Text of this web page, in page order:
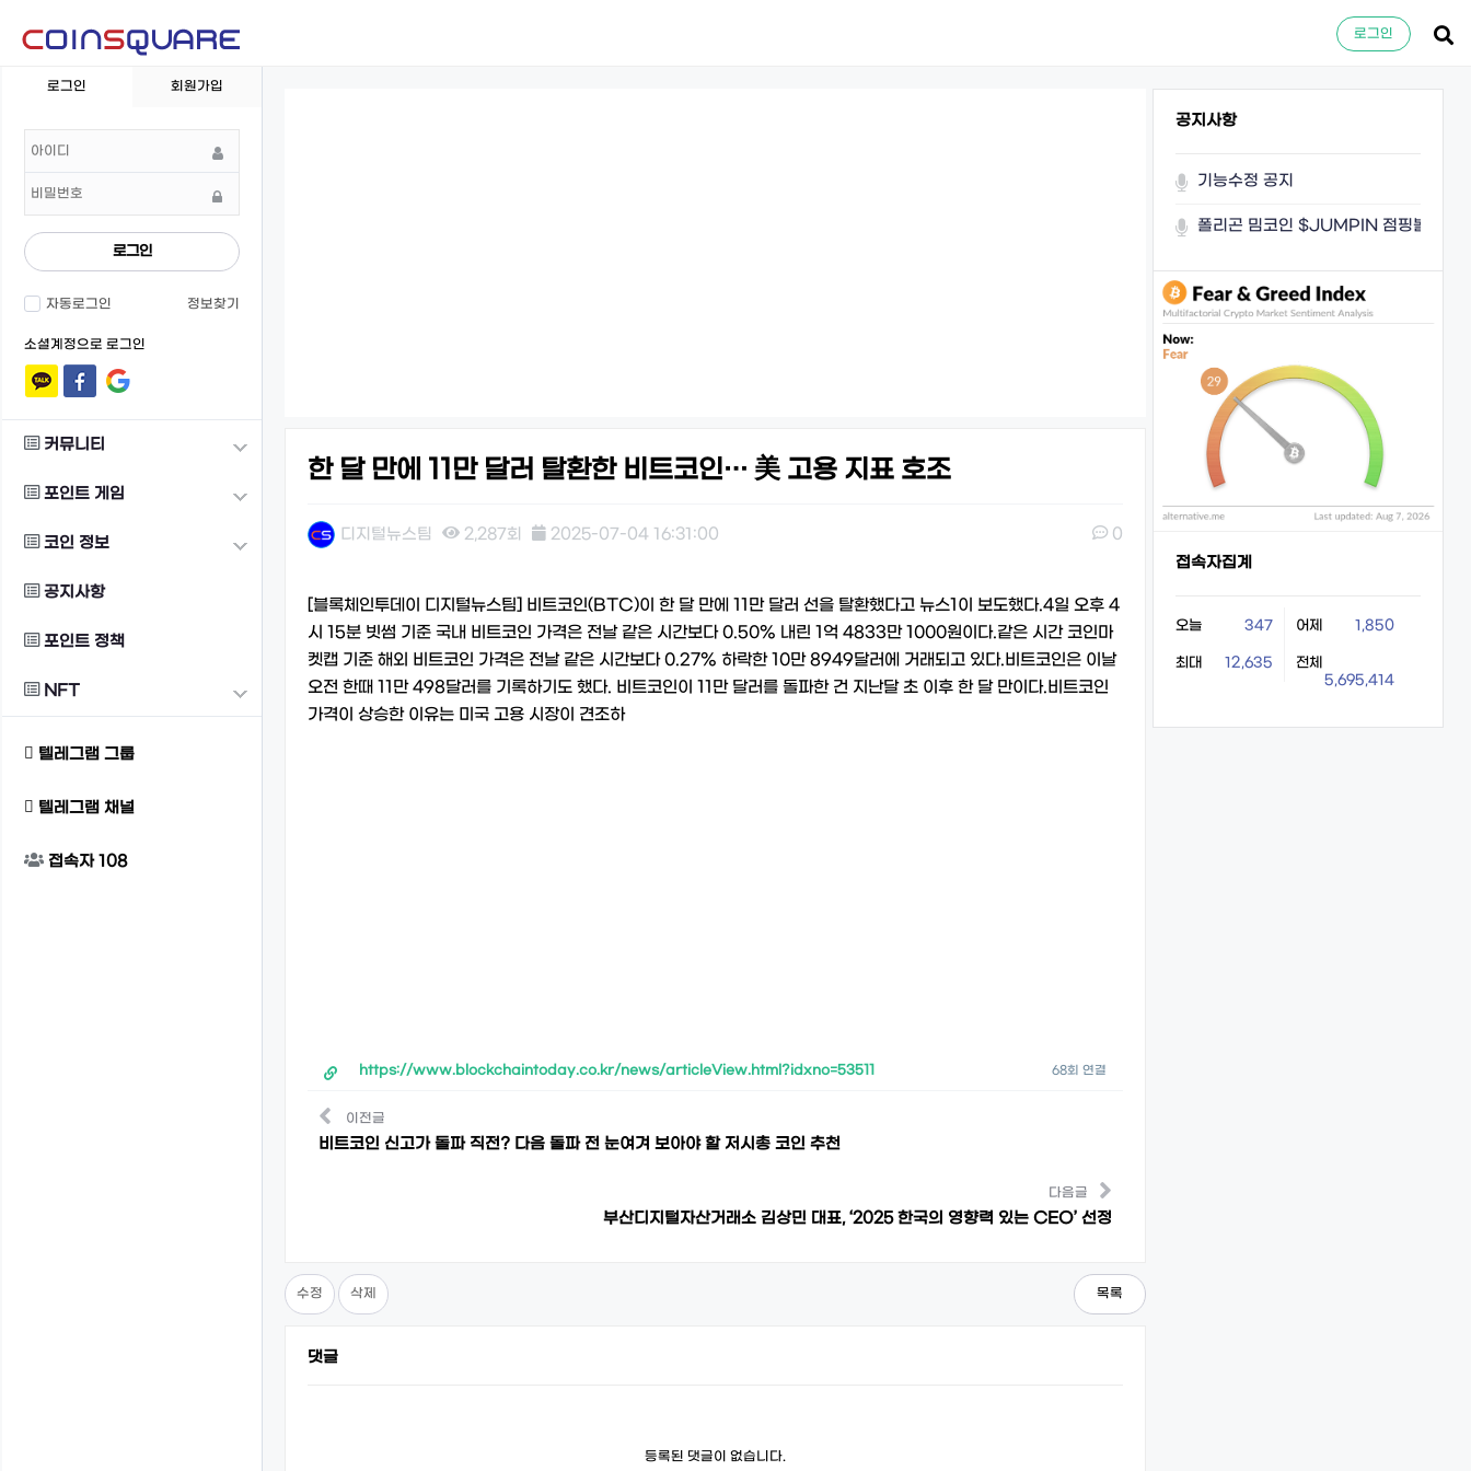
로그인
로그인 회원가입
로그인
자동로그인 정보찾기
소셜계정으로 로그인
커뮤니티
포인트 게임
코인 정보
공지사항
포인트 정책
NFT
텔레그램 그룹
텔레그램 채널
접속자108
한 달 만에 11만 달러 탈환한 비트코인… 美 고용 지표 호조
디지털뉴스팀 2,287회 2025-07-04 16:31:00 0
[블록체인투데이 디지털뉴스팀] 비트코인(BTC)이 한 달 만에 11만 달러 선을 탈환했다고 뉴스1이 보도했다.4일 오후 4
시 15분 빗썸 기준 국내 비트코인 가격은 전날 같은 시간보다 0.50% 내린 1억 4833만 1000원이다.같은 시간 코인마
켓캡 기준 해외 비트코인 가격은 전날 같은 시간보다 0.27% 하락한 10만 8949달러에 거래되고 있다.비트코인은 이날
오전 한때 11만 498달러를 기록하기도 했다. 비트코인이 11만 달러를 돌파한 건 지난달 초 이후 한 달 만이다.비트코인
가격이 상승한 이유는 미국 고용 시장이 견조하
https://www.blockchaintoday.co.kr/news/articleView.html?idxno=53511 68회 연결
이전글
비트코인 신고가 돌파 직전? 다음 돌파 전 눈여겨 보아야 할 저시총 코인 추천
다음글
부산디지털자산거래소 김상민 대표, ‘2025 한국의 영향력 있는 CEO’ 선정
수정 삭제 목록
댓글
등록된 댓글이 없습니다.
공지사항
기능수정 공지
폴리곤 밈코인 $JUMPIN 점핑볼이 쏜
접속자집계
오늘 347 어제 1,850
최대 12,635
전체
5,695,414